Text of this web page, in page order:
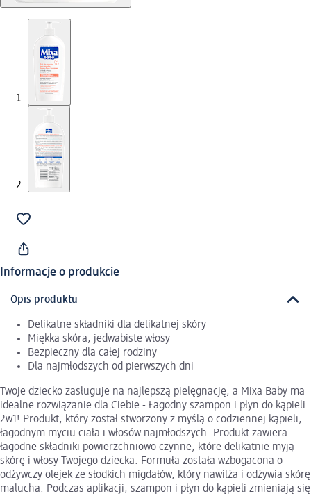
Informacje o produkcie
Opis produktu
Delikatne składniki dla delikatnej skóry
Miękka skóra, jedwabiste włosy
Bezpieczny dla całej rodziny
Dla najmłodszych od pierwszych dni
Twoje dziecko zasługuje na najlepszą pielęgnację, a Mixa Baby ma
idealne rozwiązanie dla Ciebie - Łagodny szampon i płyn do kąpieli
2w1! Produkt, który został stworzony z myślą o codziennej kąpieli,
łagodnym myciu ciała i włosów najmłodszych. Produkt zawiera
łagodne składniki powierzchniowo czynne, które delikatnie myją
skórę i włosy Twojego dziecka. Formuła została wzbogacona o
odżywczy olejek ze słodkich migdałów, który nawilża i odżywia skórę
malucha. Podczas aplikacji, szampon i płyn do kąpieli zmieniają się